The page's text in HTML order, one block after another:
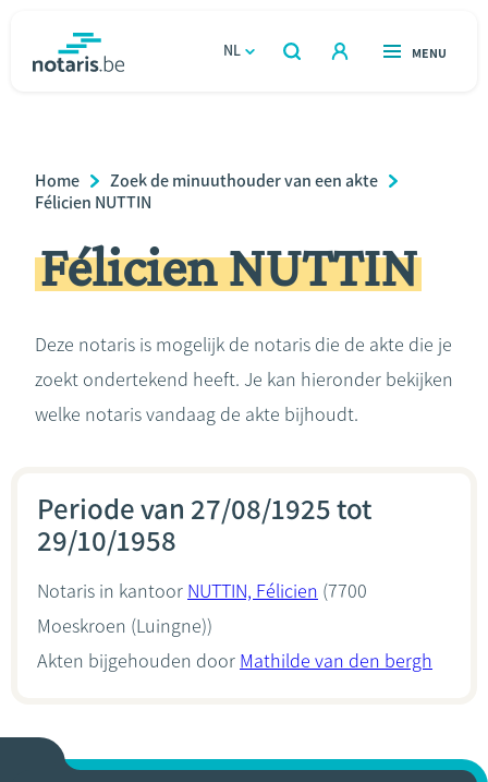
gaan
NL
OPEN
ZOEKEN
OPEN
MENU
Relatie & samenleven
Erven & schenken
Over de notaris
Breadcrumb
Home
Zoek de minuuthouder van een akte
Félicien NUTTIN
Félicien NUTTIN
Deze notaris is mogelijk de notaris die de akte die je
zoekt ondertekend heeft. Je kan hieronder bekijken
welke notaris vandaag de akte bijhoudt.
Periode van 27/08/1925 tot
29/10/1958
Notaris in kantoor NUTTIN, Félicien (7700
Moeskroen (Luingne))
Akten bijgehouden door Mathilde van den bergh